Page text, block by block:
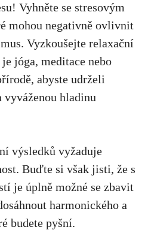
Vyhněte se stresovým
mohou negativně ovlivnit
Vyzkoušejte relaxační
jóga, meditace nebo
abyste udrželi
vyváženou hladinu
výsledků vyžaduje
Buďte si však jisti, že s
je úplně možné se zbavit
harmonického a
budete pyšní.